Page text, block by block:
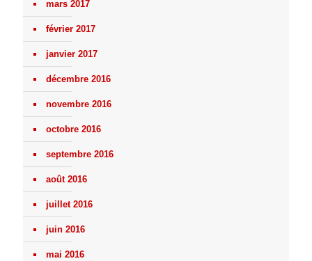
mars 2017
février 2017
janvier 2017
décembre 2016
novembre 2016
octobre 2016
septembre 2016
août 2016
juillet 2016
juin 2016
mai 2016